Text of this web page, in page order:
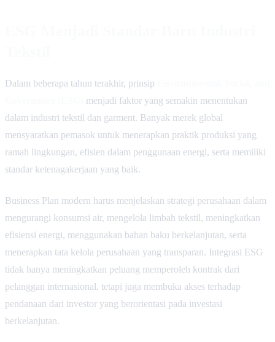
Dalam beberapa tahun terakhir, prinsip
menjadi faktor yang semakin menentukan
dalam industri tekstil dan garment. Banyak merek global
mensyaratkan pemasok untuk menerapkan praktik produksi yang
ramah lingkungan, efisien dalam penggunaan energi, serta memiliki
standar ketenagakerjaan yang baik.
Business Plan modern harus menjelaskan strategi perusahaan dalam
mengurangi konsumsi air, mengelola limbah tekstil, meningkatkan
efisiensi energi, menggunakan bahan baku berkelanjutan, serta
menerapkan tata kelola perusahaan yang transparan. Integrasi ESG
tidak hanya meningkatkan peluang memperoleh kontrak dari
pelanggan internasional, tetapi juga membuka akses terhadap
pendanaan dari investor yang berorientasi pada investasi
berkelanjutan.